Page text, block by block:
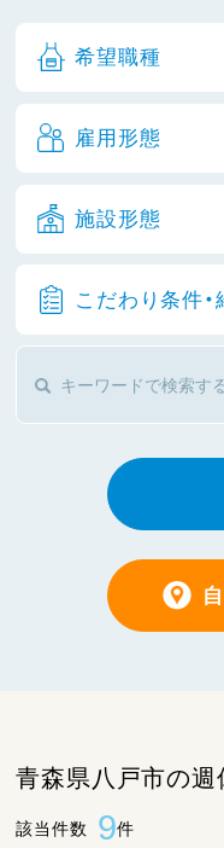
希望職種
雇用形態
施設形態
こだわり条件・
青森県八戸市の
該当件数 9件